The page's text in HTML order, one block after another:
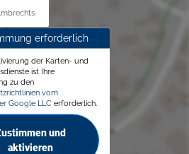
erforderlich
der Karten- und
ist Ihre
zu den
vom
Google LLC erforderlich.
und
aktivieren